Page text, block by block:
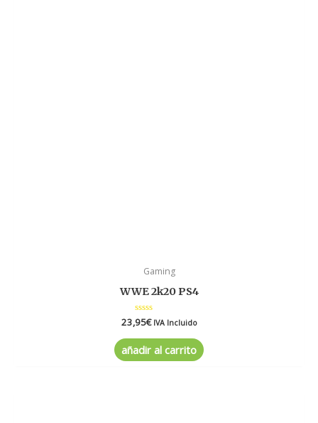
Gaming
WWE 2k20 PS4
Valorado
0
de
5
23,95€ IVA Incluido
añadir al carrito